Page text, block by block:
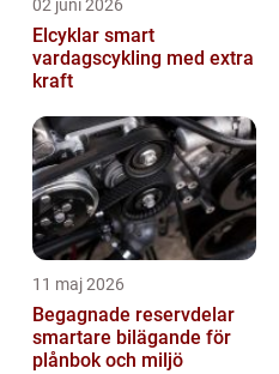
02 juni 2026
Elcyklar smart
vardagscykling med extra
kraft
11 maj 2026
Begagnade reservdelar
smartare bilägande för
plånbok och miljö